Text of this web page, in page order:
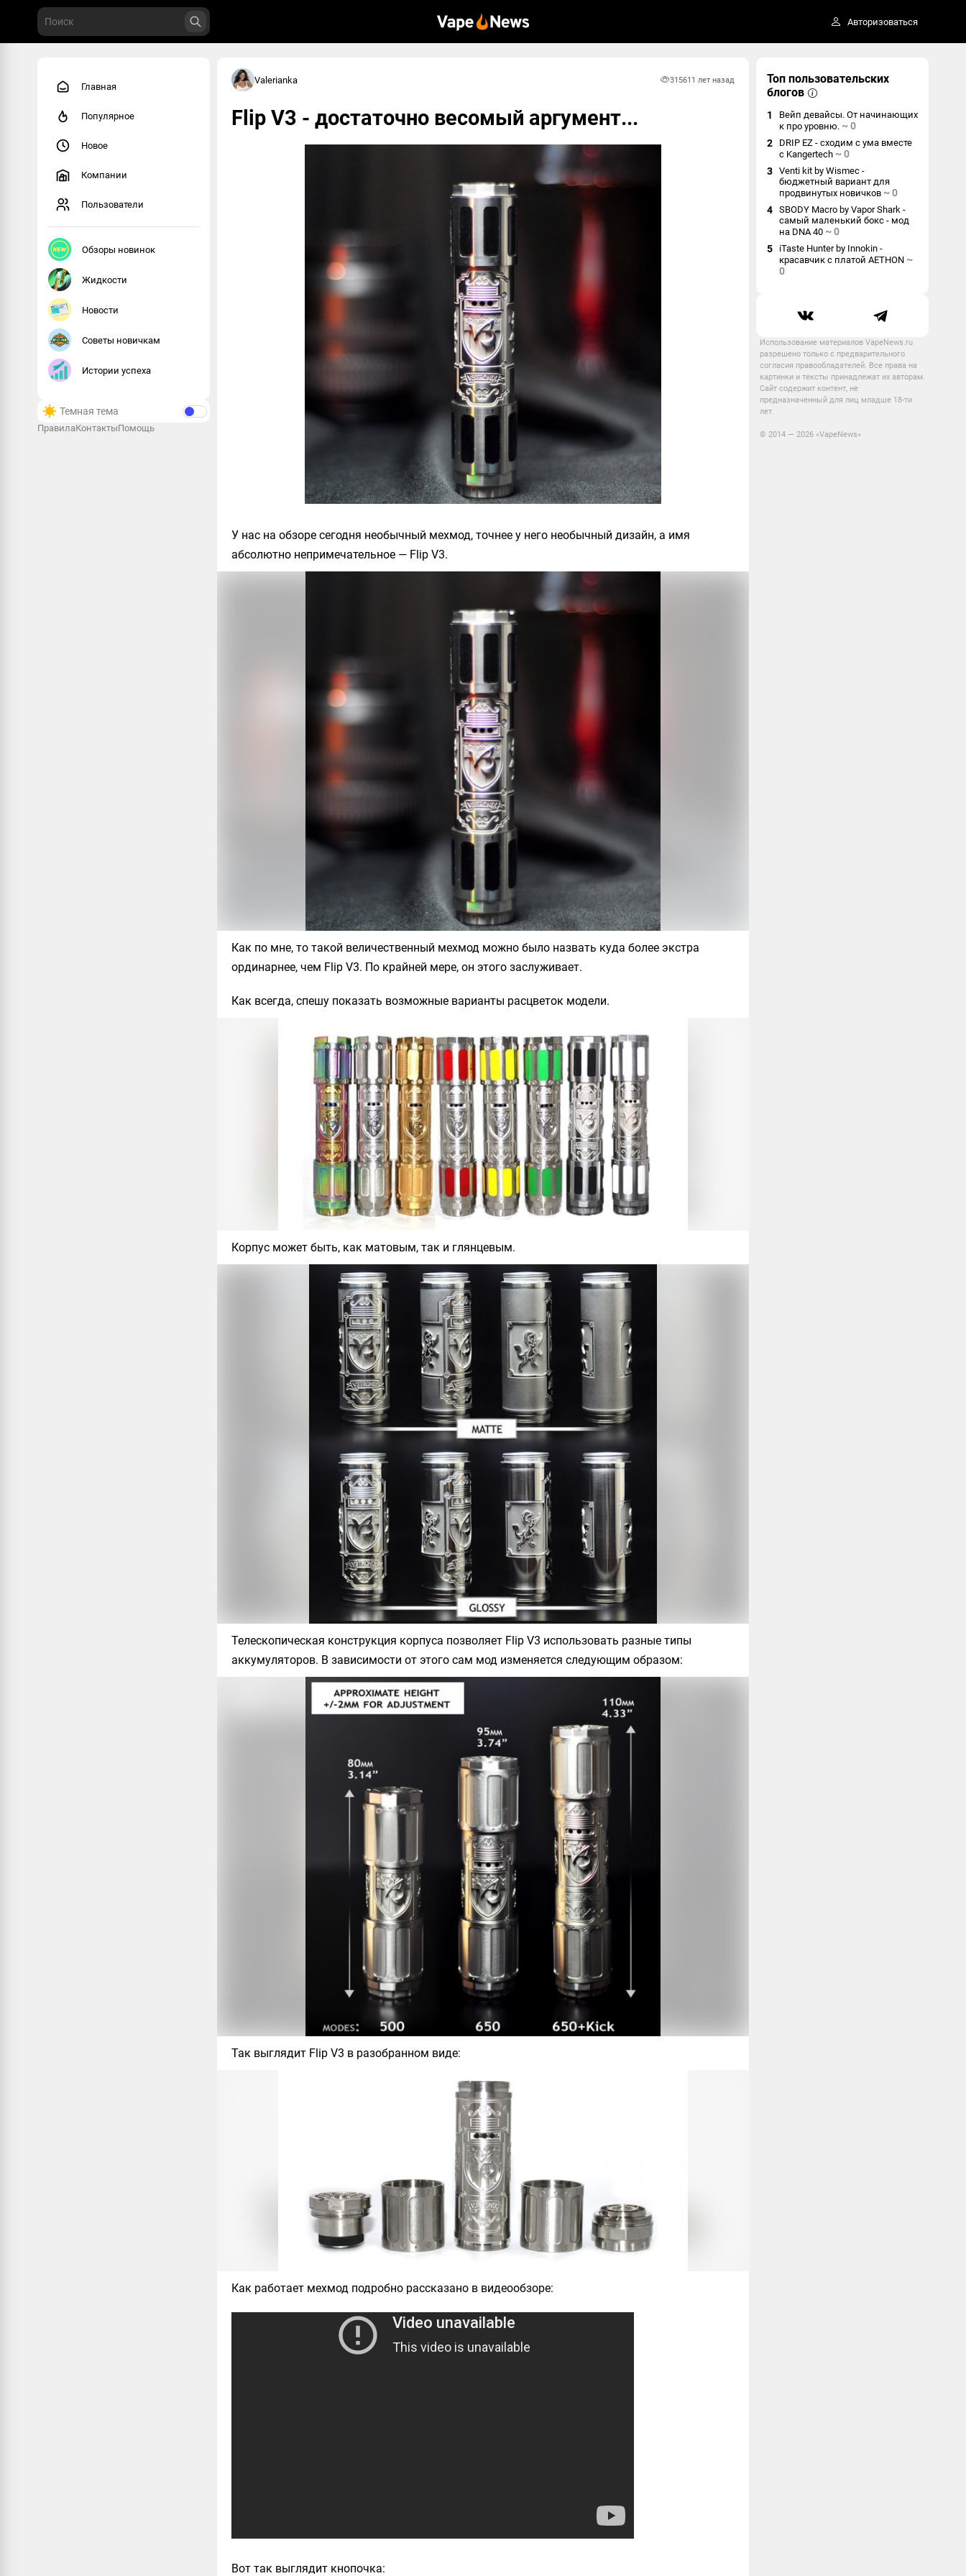
Авторизоваться
Главная
Популярное
Новое
Компании
Пользователи
Обзоры новинок
Жидкости
Новости
Советы новичкам
Истории успеха
Темная тема
ПравилаКонтактыПомощь
Valerianka 315611 лет назад
Flip V3 - достаточно весомый аргумент...
У нас на обзоре сегодня необычный мехмод, точнее у него необычный дизайн, а имя
абсолютно непримечательное — Flip V3.
Как по мне, то такой величественный мехмод можно было назвать куда более экстра
ординарнее, чем Flip V3. По крайней мере, он этого заслуживает.
Как всегда, спешу показать возможные варианты расцветок модели.
Корпус может быть, как матовым, так и глянцевым.
Телескопическая конструкция корпуса позволяет Flip V3 использовать разные типы
аккумуляторов. В зависимости от этого сам мод изменяется следующим образом:
Так выглядит Flip V3 в разобранном виде:
Как работает мехмод подробно рассказано в видеообзоре:
Вот так выглядит кнопочка:
Топ пользовательских
блогов
1
Вейп девайсы. От начинающих
к про уровню. ~0
2
DRIP EZ - сходим с ума вместе
с Kangertech ~0
3 Venti kit by Wismec -
бюджетный вариант для
продвинутых новичков ~0
4 SBODY Macro by Vapor Shark -
самый маленький бокс - мод
на DNA 40 ~0
5
iTaste Hunter by Innokin -
красавчик с платой AETHON ~
0
Использование материалов VapeNews.ru
разрешено только с предварительного
согласия правообладателей. Все права на
картинки и тексты принадлежат их авторам.
Сайт содержит контент, не
предназначенный для лиц младше 18-ти
лет.
© 2014 — 2026 «VapeNews»